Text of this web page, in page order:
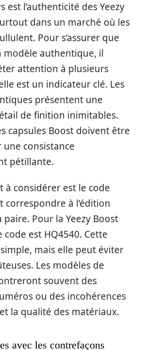
est l’authenticité des Yeezy
dans un marché où les
Pour s’assurer que
modèle authentique, il
attention à plusieurs
est un indicateur clé. Les
présentent une
de finition inimitables.
capsules Boost doivent être
consistance
pétillante.
à considérer est le code
correspondre à l’édition
paire. Pour la Yeezy Boost
code est HQ4540. Cette
mais elle peut éviter
Les modèles de
souvent des
ou des incohérences
la qualité des matériaux.
avec les contrefaçons